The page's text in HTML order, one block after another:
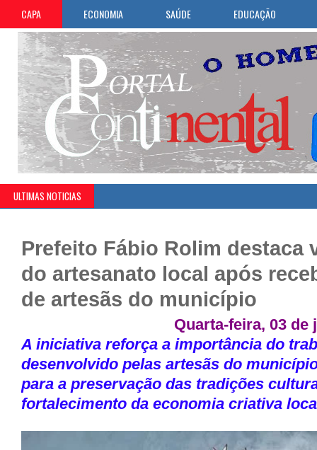
CAPA ECONOMIA SAÚDE EDUCAÇÃO
ULTIMAS NOTICIAS
Prefeito Fábio Rolim destaca
do artesanato local após
de artesãs do município
Quarta-feira, 03 de
A iniciativa reforça a importância do
desenvolvido pelas artesãs do
para a preservação das tradições
fortalecimento da economia criativa